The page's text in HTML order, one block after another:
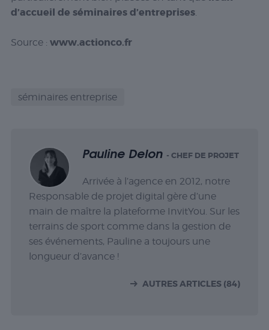
d’accueil de séminaires d’entreprises.
Source : www.actionco.fr
séminaires entreprise
Pauline Delon - CHEF DE PROJET
Arrivée à l’agence en 2012, notre
Responsable de projet digital gère d’une
main de maître la plateforme InvitYou. Sur les
terrains de sport comme dans la gestion de
ses événements, Pauline a toujours une
longueur d’avance !
AUTRES ARTICLES (84)